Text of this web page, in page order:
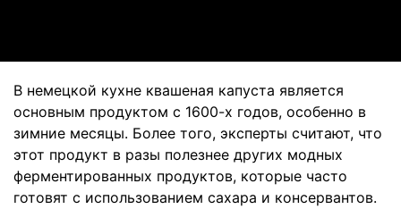
В немецкой кухне квашеная капуста является
основным продуктом с 1600-х годов, особенно в
зимние месяцы. Более того, эксперты считают, что
этот продукт в разы полезнее других модных
ферментированных продуктов, которые часто
готовят с использованием сахара и консервантов.